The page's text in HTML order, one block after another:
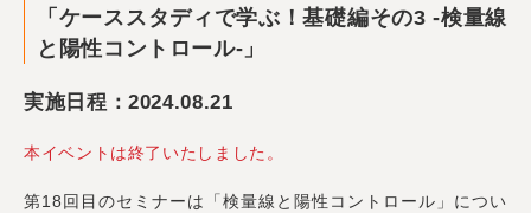
「ケーススタディで学ぶ！基礎編その3 -検量線
と陽性コントロール-」
実施日程：2024.08.21
本イベントは終了いたしました。
第18回目のセミナーは「検量線と陽性コントロール」につい